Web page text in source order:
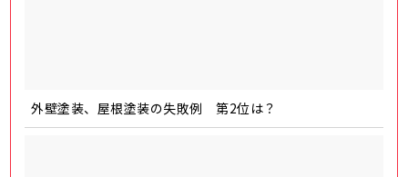
外壁塗装、屋根塗装の失敗例 第2位は？